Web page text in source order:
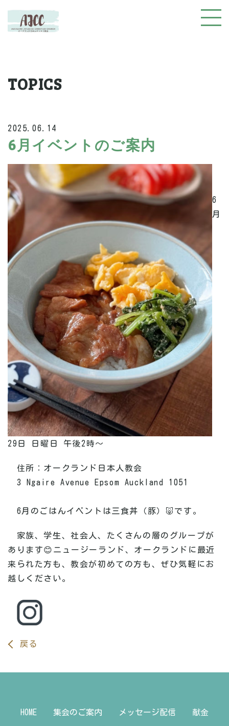
TOPICS
2025.06.14
6月イベントのご案内
6
月
29日 日曜日 午後2時～
住所：オークランド日本人教会
3 Ngaire Avenue Epsom Auckland 1051
6月のごはんイベントは三食丼（豚）🐷です。
家族、学生、社会人、たくさんの層のグループが
あります😊 ニュージーランド、オークランドに最近
来られた方も、教会が初めての方も、ぜひ気軽にお
越しください。
戻る
HOME 集会のご案内 メッセージ配信 献金